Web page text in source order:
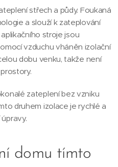
střech a půdy. Foukaná
a slouží k zateplování
stroje jsou
vzduchu vháněn izolační
dobu venku, takže není
zateplení bez vzniku
druhem izolace je rychlé a
domu tímto